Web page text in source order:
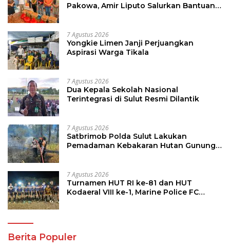
Pakowa, Amir Liputo Salurkan Bantuan
7 Agustus 2026
Yongkie Limen Janji Perjuangkan
Aspirasi Warga Tikala
7 Agustus 2026
Dua Kepala Sekolah Nasional
Terintegrasi di Sulut Resmi Dilantik
7 Agustus 2026
Satbrimob Polda Sulut Lakukan
Pemadaman Kebakaran Hutan Gunung
7 Agustus 2026
Turnamen HUT RI ke-81 dan HUT
Kodaeral VIII ke-1, Marine Police FC
Berita Populer